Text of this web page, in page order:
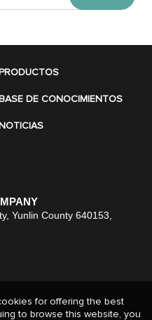
for offering the best
to browse this website, you
DE CONOCIMIENTOS
Yunlin County 640153,